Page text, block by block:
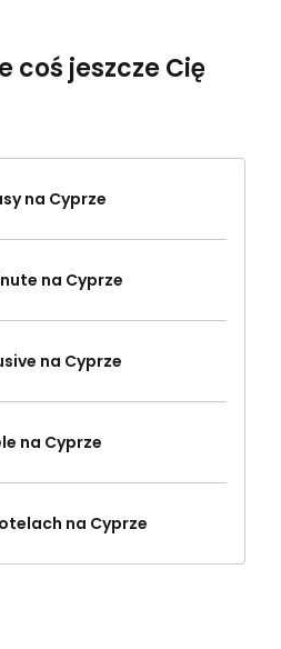
coś jeszcze Cię
na Cyprze
na Cyprze
na Cyprze
na Cyprze
na Cyprze